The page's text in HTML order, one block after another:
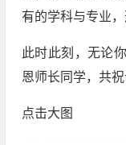
有的学科与专业
此时此刻，无论
恩师长同学，共
点击大图